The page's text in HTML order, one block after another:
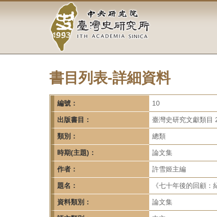
容
中
央
研
究
院-
臺
灣
史
研
究
所-
書目列表-詳細資料
編號： 10
出版書目： 臺灣史研究文獻類目
類別： 總類
時期(主題)： 論文集
作者： 許雪姬主編
題名： 《七十年後的回顧
資料類別： 論文集